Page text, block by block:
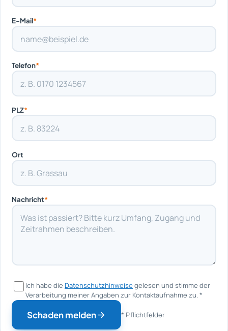
E-Mail*
Telefon*
PLZ*
Ort
Nachricht*
Ich habe die Datenschutzhinweise gelesen und stimme der
Verarbeitung meiner Angaben zur Kontaktaufnahme zu.*
Schaden melden * Pflichtfelder